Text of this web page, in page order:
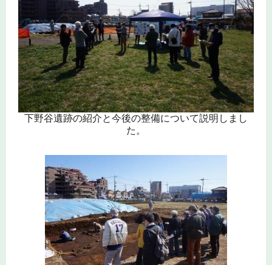
下野谷遺跡の紹介と今後の整備について説明しまし
た。